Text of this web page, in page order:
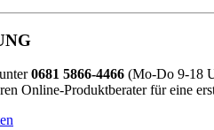
0681 5866-4466 (Mo-Do 9-18
Online-Produktberater für eine